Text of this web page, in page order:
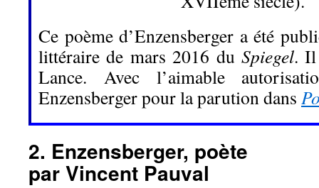
Ce poème d’Enzensberger a été
littéraire de mars 2016 du Spiegel. Il
Lance. Avec l’aimable
Enzensberger pour la parution dans
2. Enzensberger, poète
par Vincent Pauval